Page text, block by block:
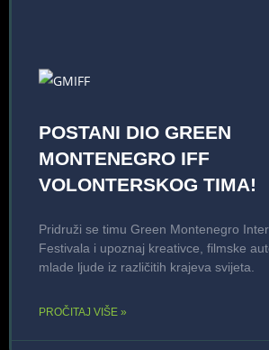
POSTANI DIO GREEN
MONTENEGRO IFF
VOLONTERSKOG TIMA!
Pridruži se timu Green Montenegro
Festivala i upoznaj kreativce, filmske
mlade ljude iz različitih krajeva svijeta.
PROČITAJ VIŠE »